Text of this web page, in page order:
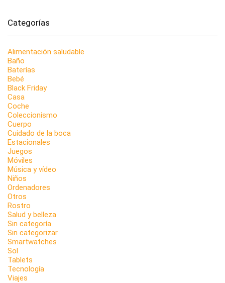
Categorías
Alimentación saludable
Baño
Baterías
Bebé
Black Friday
Casa
Coche
Coleccionismo
Cuerpo
Cuidado de la boca
Estacionales
Juegos
Móviles
Música y vídeo
Niños
Ordenadores
Otros
Rostro
Salud y belleza
Sin categoría
Sin categorizar
Smartwatches
Sol
Tablets
Tecnología
Viajes